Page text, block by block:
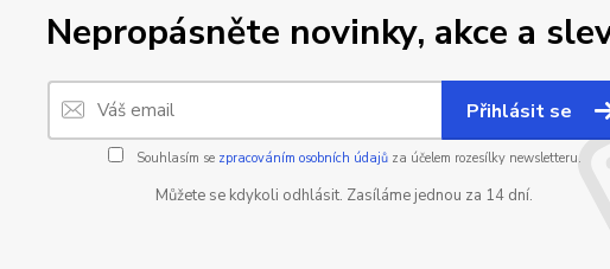
Nepropásněte novinky, akce a
Přihlásit se
Souhlasím se zpracováním osobních údajůza účelem rozesílky newsletteru.
Můžete se kdykoli odhlásit. Zasíláme jednou za 14 dní.